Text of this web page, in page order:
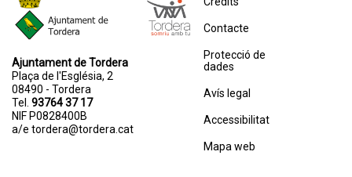
Ajuntament de Tordera
Plaça de l'Església, 2
08490 - Tordera
Tel. 93764 37 17
NIF P0828400B
a/e tordera@tordera.cat
Contacte
Protecció de
dades
Avís legal
Accessibilitat
Mapa web